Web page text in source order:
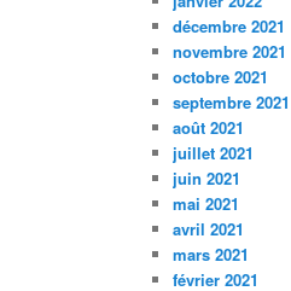
décembre 2021
novembre 2021
octobre 2021
septembre 2021
août 2021
juillet 2021
juin 2021
mai 2021
avril 2021
mars 2021
février 2021